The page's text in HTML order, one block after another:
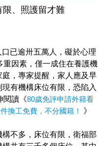
限、照護留才難
口已逾卅五萬人，礙於心理
重因素，僅一成住在養護機
，專家提醒，家人應及早
現有機構床位有限，恐陷入
閱讀《80歲免評申請外籍看
換工免費，不分國籍！ 》
不多，床位有限，衛福部